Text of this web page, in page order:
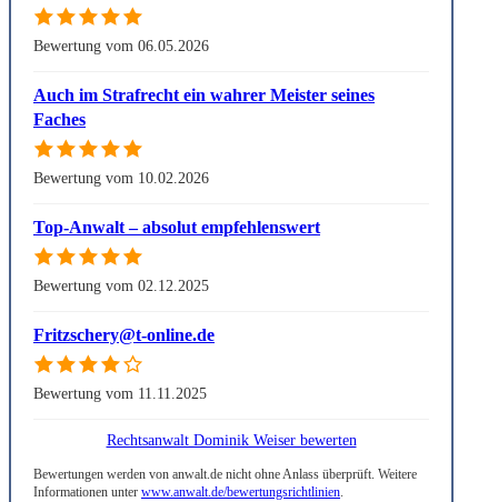
Bewertung vom 06.05.2026
Auch im Strafrecht ein wahrer Meister seines
Faches
Bewertung vom 10.02.2026
Top-Anwalt – absolut empfehlenswert
Bewertung vom 02.12.2025
Fritzschery@t-online.de
Bewertung vom 11.11.2025
Rechtsanwalt Dominik Weiser bewerten
Bewertungen werden von anwalt.de nicht ohne Anlass überprüft. Weitere
Informationen unter www.anwalt.de/bewertungsrichtlinien.